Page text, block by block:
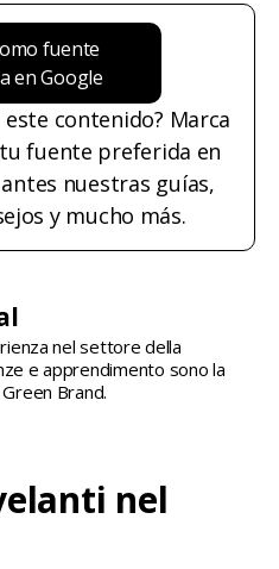
fuente
en Google
contenido? Marca
fuente preferida en
nuestras guías,
y mucho más.
nel settore della
e apprendimento sono la
Brand.
nel